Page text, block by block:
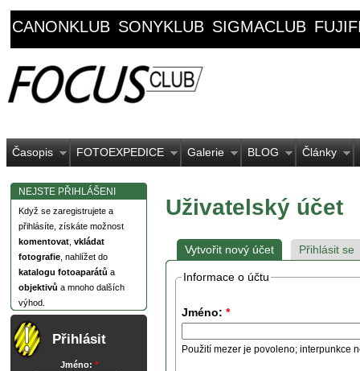
CANONKLUB SONYKLUB SIGMACLUB
Časopis FOTOEXPEDICE Galerie BLOG Články
NEJSTE PŘIHLÁŠENI
Když se zaregistrujete a
přihlásíte, získáte možnost
komentovat vkládat
fotografie , nahlížet do
katalogu fotoaparátů a
objektivů a mnoho dalších
výhod.
Přihlásit
Jméno: *
Uživatelský účet
Vytvořit nový účet Přihlásit se
Informace o účtu
Jméno: *
Použití mezer je povoleno; interpunkce